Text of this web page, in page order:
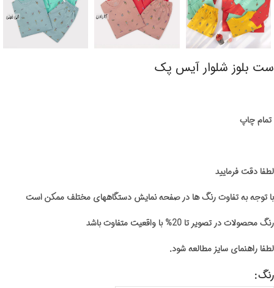
ست بلوز شلوار آیس پک
تمام چاپ
لطفا دقت فرمایید
با توجه به تفاوت رنگ ها در صفحه نمایش دستگاههای مختلف ممکن است
رنگ محصولات در تصویر تا 20% با واقعیت متفاوت باشد
لطفا راهنمای سایز مطالعه شود.
رنگ